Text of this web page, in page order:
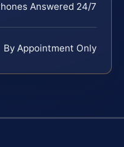
Answered 24/7
By Appointment Only